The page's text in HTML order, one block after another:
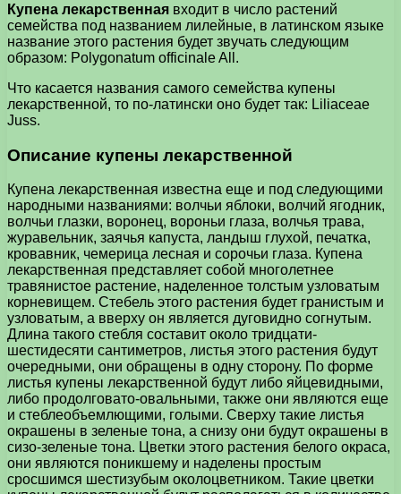
Купена лекарственная входит в число растений
семейства под названием лилейные, в латинском языке
название этого растения будет звучать следующим
образом: Polygonatum officinale All.
Что касается названия самого семейства купены
лекарственной, то по-латински оно будет так: Liliaceae
Juss.
Описание купены лекарственной
Купена лекарственная известна еще и под следующими
народными названиями: волчьи яблоки, волчий ягодник,
волчьи глазки, воронец, вороньи глаза, волчья трава,
журавельник, заячья капуста, ландыш глухой, печатка,
кровавник, чемерица лесная и сорочьи глаза. Купена
лекарственная представляет собой многолетнее
травянистое растение, наделенное толстым узловатым
корневищем. Стебель этого растения будет гранистым и
узловатым, а вверху он является дуговидно согнутым.
Длина такого стебля составит около тридцати-
шестидесяти сантиметров, листья этого растения будут
очередными, они обращены в одну сторону. По форме
листья купены лекарственной будут либо яйцевидными,
либо продолговато-овальными, также они являются еще
и стеблеобъемлющими, голыми. Сверху такие листья
окрашены в зеленые тона, а снизу они будут окрашены в
сизо-зеленые тона. Цветки этого растения белого окраса,
они являются поникшему и наделены простым
сросшимся шестизубым околоцветником. Такие цветки